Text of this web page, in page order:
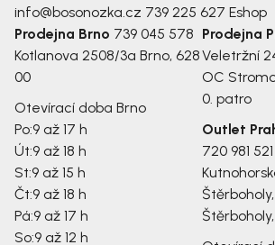
info@bosonozka.cz 739 225 627 Eshop
Prodejna Brno 739 045 578
Kotlanova 2508/3a Brno, 628
00
Otevírací doba Brno
Po:9 až 17 h
Út:9 až 18 h
St:9 až 15 h
Čt:9 až 18 h
Pá:9 až 17 h
So:9 až 12 h
Prodejna
Veletržní
OC
0. patro
Outlet
720 981 521
Štěrboholy,